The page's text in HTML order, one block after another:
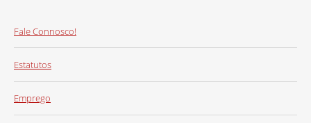
Fale Connosco!
Estatutos
Emprego